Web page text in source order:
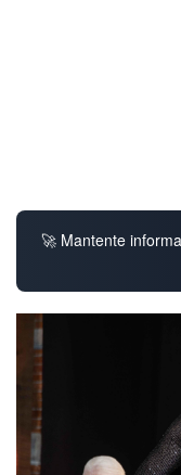
🚀 Mantente